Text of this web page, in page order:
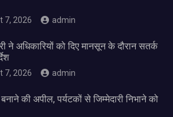
7, 2026 admin
ने अधिकारियों को दिए मानसून के दौरान सतर्क
7, 2026 admin
की अपील, पर्यटकों से जिम्मेदारी निभाने को